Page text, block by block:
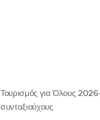
Τουρισμός για Όλους
συνταξιούχους